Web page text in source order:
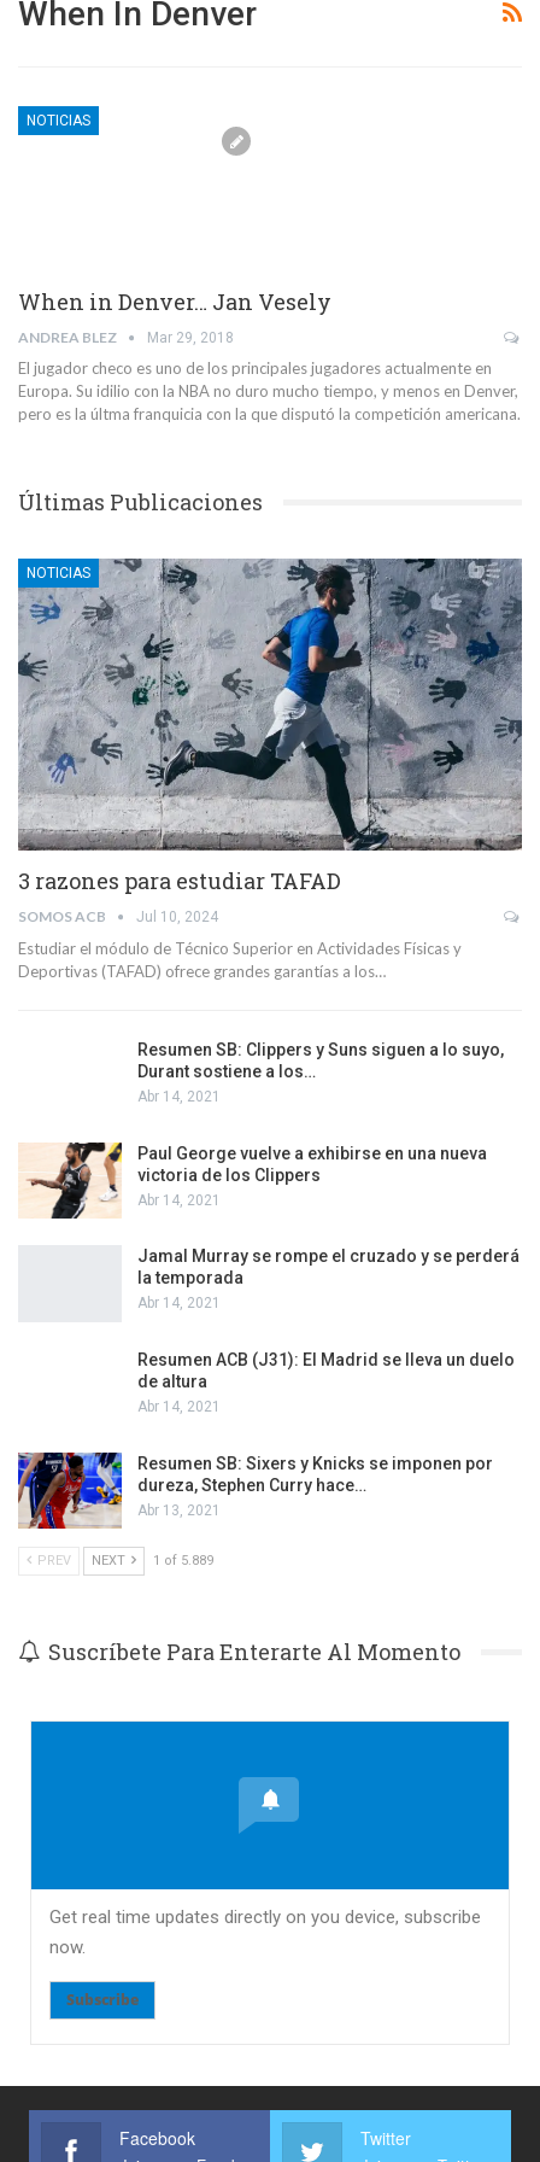
When In Denver
NOTICIAS
When in Denver… Jan Vesely
ANDREA BLEZ Mar 29, 2018
El jugador checo es uno de los principales jugadores actualmente en
Europa. Su idilio con la NBA no duro mucho tiempo, y menos en Denver,
pero es la últma franquicia con la que disputó la competición americana.
Últimas Publicaciones
NOTICIAS
3 razones para estudiar TAFAD
SOMOS ACB Jul 10, 2024
Estudiar el módulo de Técnico Superior en Actividades Físicas y
Deportivas (TAFAD) ofrece grandes garantías a los…
Resumen SB: Clippers y Suns siguen a lo suyo,
Durant sostiene a los…
Abr 14, 2021
Paul George vuelve a exhibirse en una nueva
victoria de los Clippers
Abr 14, 2021
Jamal Murray se rompe el cruzado y se perderá
la temporada
Abr 14, 2021
Resumen ACB (J31): El Madrid se lleva un duelo
de altura
Abr 14, 2021
Resumen SB: Sixers y Knicks se imponen por
dureza, Stephen Curry hace…
Abr 13, 2021
PREV NEXT 1 of 5.889
Suscríbete Para Enterarte Al Momento
Get real time updates directly on you device, subscribe
now.
Subscribe
Facebook Twitter